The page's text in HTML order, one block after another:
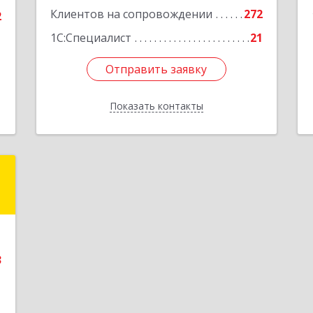
Клиентов на сопровождении
272
1С:Специалист
21
Отправить заявку
Показать контакты
Отправить заявку
Назад